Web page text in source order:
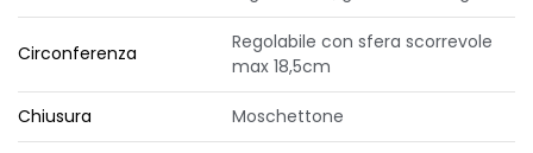
Circonferenza
Regolabile con sfera scorrevole
max 18,5cm
Chiusura Moschettone